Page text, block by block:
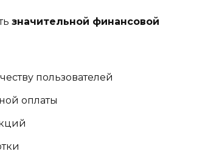
значительной финансовой
пользователей
оплаты